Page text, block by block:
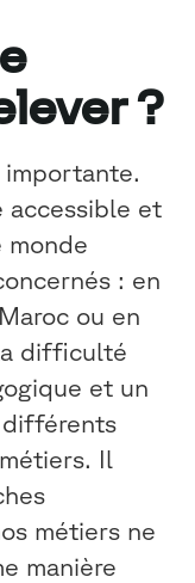
?
importante.
accessible et
: en
ou en
difficulté
et un
Il
métiers ne
manière